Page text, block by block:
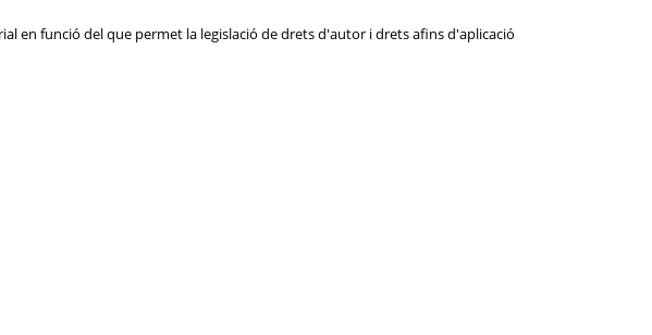
en funció del que permet la legislació de drets d'autor i drets afins d'aplicació